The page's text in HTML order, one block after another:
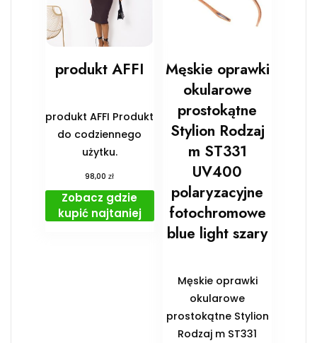
produkt AFFI
produkt AFFI Produkt
do codziennego
użytku.
98,00zł
Zobacz gdzie
kupić najtaniej
Męskie oprawki
okularowe
prostokątne
Stylion Rodzaj
m ST331
UV400
polaryzacyjne
fotochromowe
blue light szary
Męskie oprawki
okularowe
prostokątne Stylion
Rodzaj m ST331